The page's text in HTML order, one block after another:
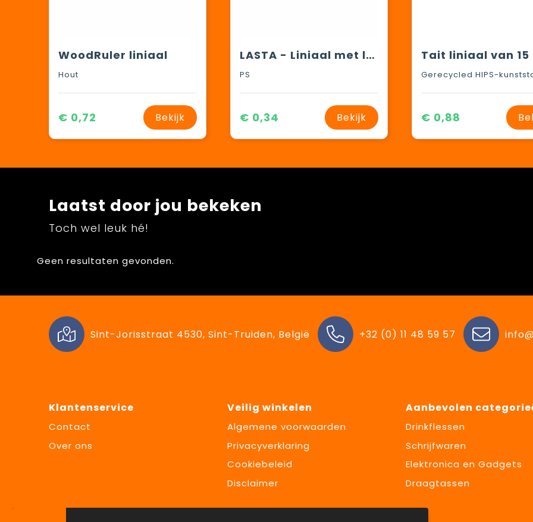
WoodRuler liniaal
Hout
€ 0,72 Bekijk
LASTA - Liniaal met loep
PS
€ 0,34 Bekijk
Gerecycled HIPS-
€ 0,88
Laatst door jou bekeken
Toch wel leuk hé!
Geen resultaten gevonden.
Sint-Jorisstraat 4530, Sint-Truiden, België +32 (0) 11 48 59 57
Klantenservice
Contact
Over ons
Veilig winkelen
Algemene voorwaarden
Privacyverklaring
Cookiebeleid
Disclaimer
Aanbevolen
Drinkflessen
Schrijfwaren
Elektronica en Gadgets
Draagtassen